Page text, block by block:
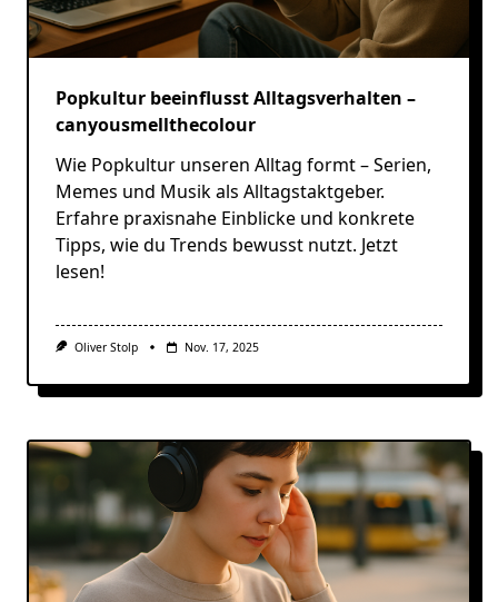
Popkultur beeinflusst Alltagsverhalten –
canyousmellthecolour
Wie Popkultur unseren Alltag formt – Serien,
Memes und Musik als Alltagstaktgeber.
Erfahre praxisnahe Einblicke und konkrete
Tipps, wie du Trends bewusst nutzt. Jetzt
lesen!
Oliver Stolp Nov. 17, 2025